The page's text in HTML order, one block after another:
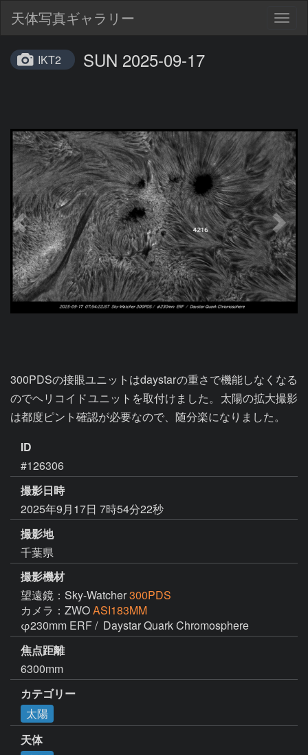
天体写真ギャラリー
IKT2 SUN 2025-09-17
300PDSの接眼ユニットはdaystarの重さで機能しなくなる
のでヘリコイドユニットを取付けました。太陽の拡大撮影
は都度ピント確認が必要なので、随分楽になりました。
ID
#126306
撮影日時
2025年9月17日 7時54分22秒
撮影地
千葉県
撮影機材
望遠鏡：Sky-Watcher300PDS
カメラ：ZWOASI183MM
φ230mm ERF /  Daystar Quark Chromosphere
焦点距離
6300mm
カテゴリー
太陽
天体